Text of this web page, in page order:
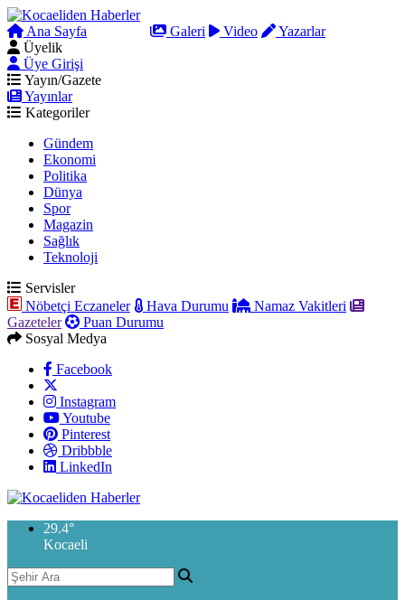
Ana Sayfa Galeri Video
Yazarlar
Üyelik
Üye Girişi
Yayın/Gazete
Yayınlar
Kategoriler
Gündem
Ekonomi
Politika
Dünya
Spor
Magazin
Sağlık
Teknoloji
Servisler
Nöbetçi Eczaneler
Hava Durumu
Namaz Vakitleri
Gazeteler
Puan Durumu
Sosyal Medya
Facebook
Instagram
Youtube
Pinterest
Dribbble
LinkedIn
29.4°
Kocaeli